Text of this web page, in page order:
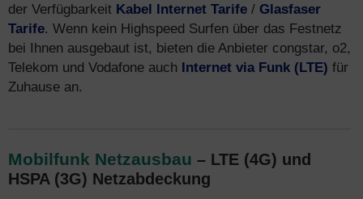
der Verfügbarkeit Kabel Internet Tarife / Glasfaser
Tarife. Wenn kein Highspeed Surfen über das Festnetz
bei Ihnen ausgebaut ist, bieten die Anbieter congstar, o2,
Telekom und Vodafone auch Internet via Funk (LTE) für
Zuhause an.
Mobilfunk Netzausbau – LTE (4G) und
HSPA (3G) Netzabdeckung